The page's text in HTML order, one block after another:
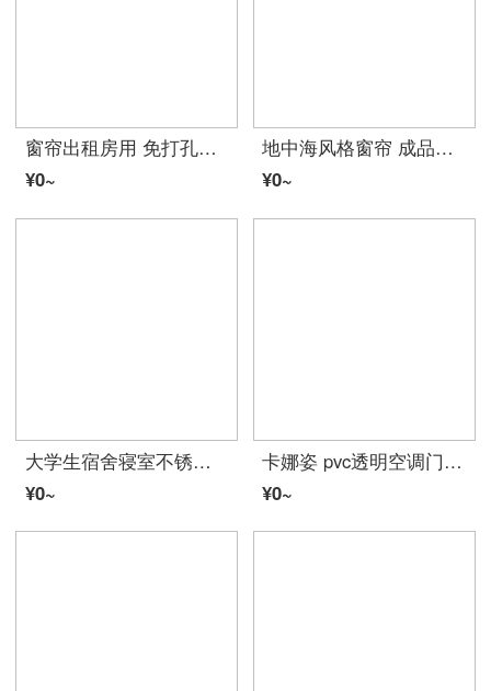
窗帘出租房用 免打孔魔术出租房遮光窗帘成品现代简易平面落地粘贴式窗帘布定制 平铺宽1.3x1.5 一片 绿色烫银七叶草魔
¥0~
地中海风格窗帘 成品简约现代拼色风公主风粉色全遮光棉麻窗帘家用 帘头-平幔（一）每米宽价格 挂钩-宽1.5高2.7一片 高度可改
¥0~
大学生宿舍寝室不锈钢支架 床帘遮光布蚊帐上铺下铺床架带加架子 送风扇杆 宽90*长190*高110压脚款
¥0~
卡娜姿 pvc透明空调门帘厨房冬夏塑料防油烟隔断磁性防蚊门帘 免打孔 90*210CM 方块门帘 90*210CM
¥0~